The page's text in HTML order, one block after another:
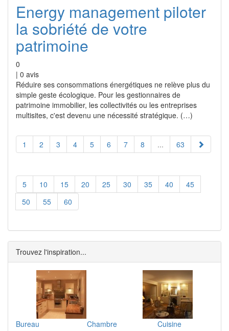
Energy management piloter
la sobriété de votre
patrimoine
0
| 0 avis
Réduire ses consommations énergétiques ne relève plus du
simple geste écologique. Pour les gestionnaires de
patrimoine immobilier, les collectivités ou les entreprises
multisites, c'est devenu une nécessité stratégique. (…)
1 2 3 4 5 6 7 8 ... 63
5 10 15 20 25 30 35 40
45
50
55 60
Trouvez l'inspiration...
Bureau Chambre
Cuisine